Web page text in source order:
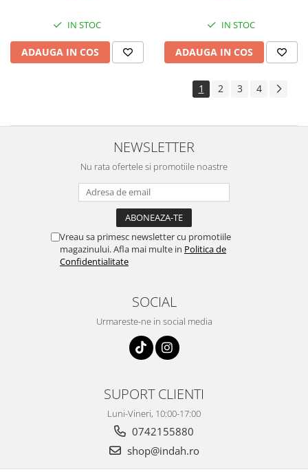
IN STOC
ADAUGA IN COS
IN STOC
ADAUGA IN COS
1 2 3 4
NEWSLETTER
Nu rata ofertele si promotiile noastre
Vreau sa primesc newsletter cu promotiile
magazinului. Afla mai multe in Politica de
Confidentialitate
SOCIAL
Urmareste-ne in social media
SUPORT CLIENTI
Luni-Vineri, 10:00-17:00
0742155880
shop@indah.ro